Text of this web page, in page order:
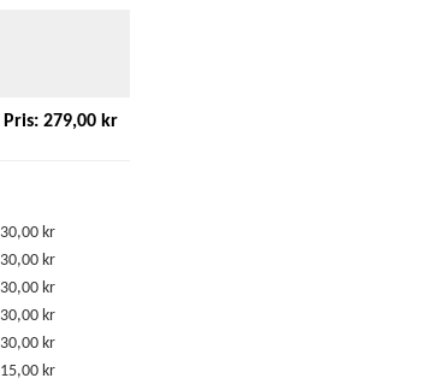
Pris: 279,00 kr
30,00 kr
30,00 kr
30,00 kr
30,00 kr
30,00 kr
15,00 kr